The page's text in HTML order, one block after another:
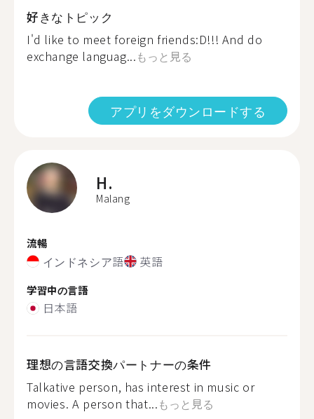
好きなトピック
I'd like to meet foreign friends:D!!! And do
exchange languag...もっと見る
アプリをダウンロードする
H.
Malang
流暢
インドネシア語 英語
学習中の言語
日本語
理想の言語交換パートナーの条件
Talkative person, has interest in music or
movies. A person that...もっと見る